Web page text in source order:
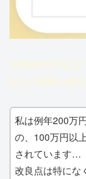
年間200万円以上
以上の特典も税
私は例年200万
の、100万円以
されています…
改良点は特にな